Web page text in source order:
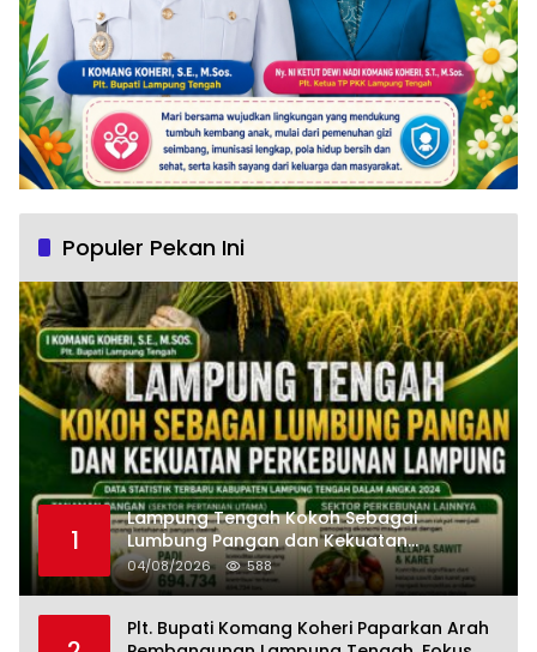
Populer Pekan Ini
1
Lampung Tengah Kokoh Sebagai
Lumbung Pangan dan Kekuatan
Perkebunan Lampung, Komang Koheri:
Kemandirian Pangan adalah Fondasi
04/08/2026 588
Plt. Bupati Komang Koheri Paparkan Arah